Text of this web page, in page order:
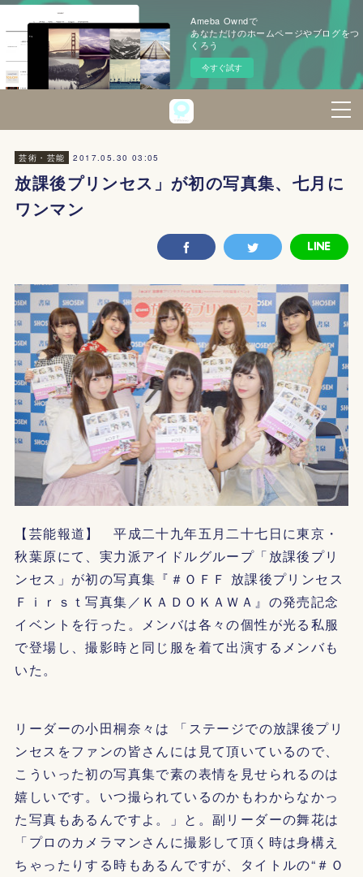
Ameba Owndで
あなただけのホームページやブログをつ
くろう
今すぐ試す
芸術・芸能 2017.05.30 03:05
放課後プリンセス」が初の写真集、七月に
ワンマン
【芸能報道】 平成二十九年五月二十七日に東京・
秋葉原にて、実力派アイドルグループ「放課後プリ
ンセス」が初の写真集『＃ＯＦＦ 放課後プリンセス
Ｆｉｒｓｔ写真集／ＫＡＤＯＫＡＷＡ』の発売記念
イベントを行った。メンバは各々の個性が光る私服
で登場し、撮影時と同じ服を着て出演するメンバも
いた。
リーダーの小田桐奈々は 「ステージでの放課後プリ
ンセスをファンの皆さんには見て頂いているので、
こういった初の写真集で素の表情を見せられるのは
嬉しいです。いつ撮られているのかもわからなかっ
た写真もあるんですよ。」と。副リーダーの舞花は
「プロのカメラマンさんに撮影して頂く時は身構え
ちゃったりする時もあるんですが、タイトルの“＃Ｏ